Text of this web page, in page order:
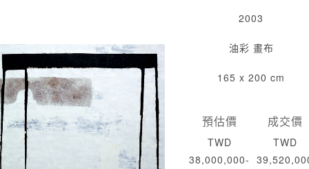
2003
油彩 畫布
165 x 200 cm
預估價
TWD
38,000,000-
成交價
TWD